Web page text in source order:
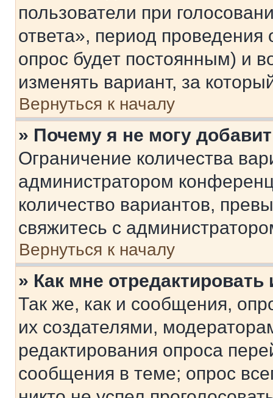
пользователи при
ответа», период проведения
опрос будет постоянным) и
изменять вариант, за
Вернуться к началу
» Почему я не могу
Ограничение количества
администратором
количество вариантов,
свяжитесь с
Вернуться к началу
» Как мне
Так же, как и сообщения,
их создателями,
редактирования опроса
сообщения в теме; опрос